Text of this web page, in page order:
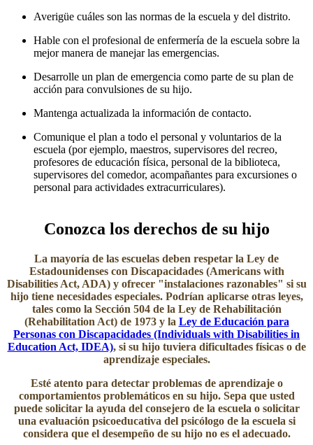
Averigüe cuáles son las normas de la escuela y del distrito.
Hable con el profesional de enfermería de la escuela sobre la
mejor manera de manejar las emergencias.
Desarrolle un plan de emergencia como parte de su plan de
acción para convulsiones de su hijo.
Mantenga actualizada la información de contacto.
Comunique el plan a todo el personal y voluntarios de la
escuela (por ejemplo, maestros, supervisores del recreo,
profesores de educación física, personal de la biblioteca,
supervisores del comedor, acompañantes para excursiones o
personal para actividades extracurriculares).
​​Conozca los derechos de su hijo
La mayoría de las escuelas deben respetar la Ley de
Estadounidenses con Discapacidades (Americans with
Disabilities Act, ADA) y ofrecer "instalaciones razonables" si su
hijo tiene necesidades especiales. Podrían aplicarse otras leyes,
tales como la Sección 504 de la Ley de Rehabilitación
(Rehabilitation Act) de 1973 y la Ley de Educación para
Personas con Discapacidades (Individuals with Disabilities in
Education Act, IDEA), si su hijo tuviera dificultades físicas o de
aprendizaje especiales.
Esté atento para detectar problemas de aprendizaje o
comportamientos problemáticos en su hijo. Sepa que usted
puede solicitar la ayuda del consejero de la escuela o solicitar
una evaluación psicoeducativa del psicólogo de la escuela si
considera que el desempeño de su hijo no es el adecuado.